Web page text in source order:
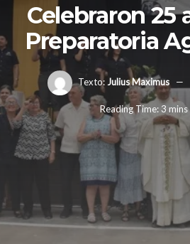
Celebraron 25
Preparatoria
Texto: Julius Maximus
Reading Time: 3 mins